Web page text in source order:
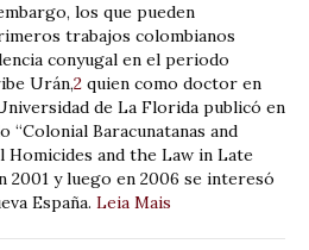
los que pueden
trabajos colombianos
conyugal en el periodo
Urán,2 quien como doctor en
de La Florida publicó en
Baracunatanas and
Homicides and the Law in Late
2001 y luego en 2006 se interesó
España. Leia Mais